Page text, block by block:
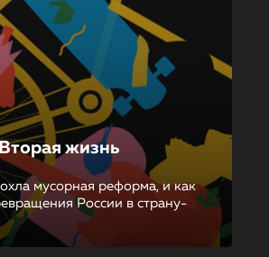
жизнь
мусорная реформа, и как
России в страну-